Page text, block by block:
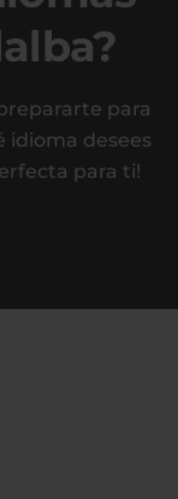
para
idioma desees
para ti!